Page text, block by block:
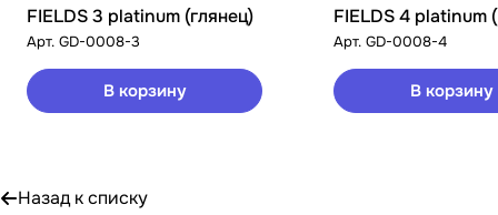
FIELDS 3 platinum (глянец)
Арт. GD-0008-3
В корзину
FIELDS 4 platinum
Арт. GD-0008-4
В корзину
Назад к списку